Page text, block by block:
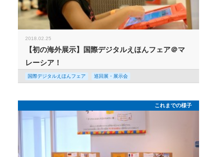
2018.02.25
【初の海外展示】国際デジタルえほんフェア＠マ
レーシア！
国際デジタルえほんフェア 巡回展・展示会
これまでの様子